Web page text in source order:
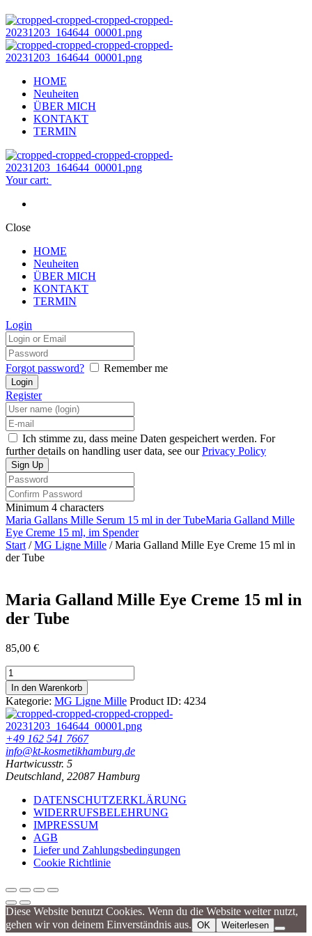
HOME
Neuheiten
ÜBER MICH
KONTAKT
TERMIN
Your cart:
Close
HOME
Neuheiten
ÜBER MICH
KONTAKT
TERMIN
Login
Forgot password? Remember me
Register
Ich stimme zu, dass meine Daten gespeichert werden. For
further details on handling user data, see ourPrivacy Policy
Minimum 4 characters
Maria Gallans Mille Serum 15 ml in der TubeMaria Galland Mille
Eye Creme 15 ml, im Spender
Start /MG Ligne Mille / Maria Galland Mille Eye Creme 15 ml in
der Tube
Maria Galland Mille Eye Creme 15 ml in
der Tube
85,00 €
Maria
Galland
Mille
Eye
Creme
15
ml
in
der
Tube
Menge
In den Warenkorb
Kategorie: MG Ligne Mille Product ID: 4234
+49 162 541 7667
info@kt-kosmetikhamburg.de
Hartwicusstr. 5
Deutschland, 22087 Hamburg
DATENSCHUTZERKLÄRUNG
WIDERRUFSBELEHRUNG
IMPRESSUM
AGB
Liefer und Zahlungsbedingungen
Cookie Richtlinie
Diese Website benutzt Cookies. Wenn du die Website weiter nutzt,
gehen wir von deinem Einverständnis aus. OK Weiterlesen